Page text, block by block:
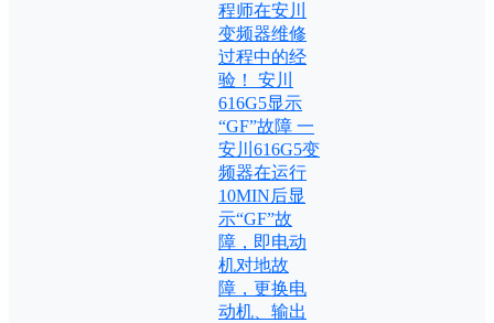
程师在安川
变频器维修
过程中的经
验！ 安川
616G5显示
“GF”故障 一
安川616G5变
频器在运行
10MIN后显
示“GF”故
障，即电动
机对地故
障，更换电
动机、输出